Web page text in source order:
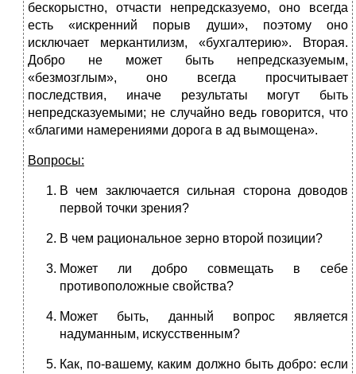
бескорыстно, отчасти непредсказуемо, оно всегда
есть «искренний порыв души», поэтому оно
исключает меркантилизм, «бухгалтерию». Вторая.
Добро не может быть непредсказуемым,
«безмозглым», оно всегда просчитывает
последствия, иначе результаты могут быть
непредсказуемыми; не случайно ведь говорится, что
«благими намерениями дорога в ад вымощена».
Вопросы:
В чем заключается сильная сторона доводов
первой точки зрения?
В чем рациональное зерно второй позиции?
Может ли добро совмещать в себе
противоположные свойства?
Может быть, данный вопрос является
надуманным, искусственным?
Как, по-вашему, каким должно быть добро: если